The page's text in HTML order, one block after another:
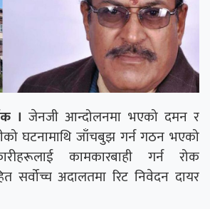
। जेनजी आन्दोलनमा भएको दमन र
घटनामाथि जाँचबुझ गर्न गठन भएको
कामकारबाही गर्न रोक
सर्वोच्च अदालतमा रिट निवेदन दायर